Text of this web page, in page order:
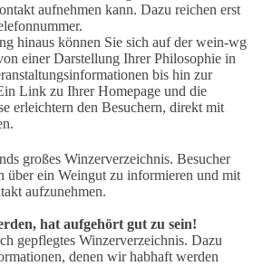
aufnehmen kann. Dazu reichen erst
hinaus können Sie sich auf der wein-wg
einer Darstellung Ihrer Philosophie in
bis hin zur
Link zu Ihrer Homepage und die
erleichtern den Besuchern, direkt mit
großes Winzerverzeichnis. Besucher
über ein Weingut zu informieren und mit
aufzunehmen.
hat aufgehört gut zu sein!
gepflegtes Winzerverzeichnis. Dazu
denen wir habhaft werden